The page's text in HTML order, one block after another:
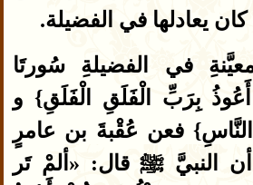
يعادلها في الفضيلة.
في الفضيلةِ سُورتَا
أَعُوذُ بِرَبِّ الْفَلَقِ الْفَلَقِ} و
فعن عُقْبةَ بن عامرٍ
النبيَّ ﷺ قال: «ألمْ تَر